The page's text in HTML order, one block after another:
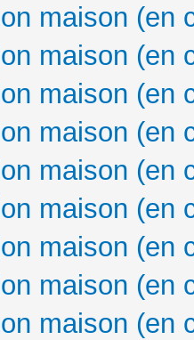
maison (en
maison (en
maison (en
maison (en
maison (en
maison (en
maison (en
maison (en
maison (en